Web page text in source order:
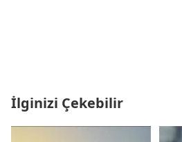
İlginizi Çekebilir